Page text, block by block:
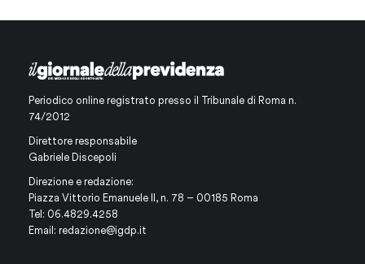
Periodico online registrato presso il Tribunale di Roma n.
74/2012
Direttore responsabile
Gabriele Discepoli
Direzione e redazione:
Piazza Vittorio Emanuele II, n. 78 – 00185 Roma
Tel: 06.4829.4258
Email: redazione@igdp.it